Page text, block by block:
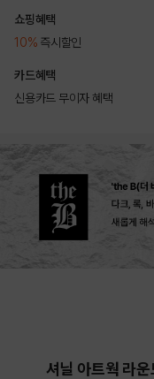
쇼핑혜택
10% 즉시할인
카드혜택
신용카드 무이자 혜택
셔닐 아트웍 라